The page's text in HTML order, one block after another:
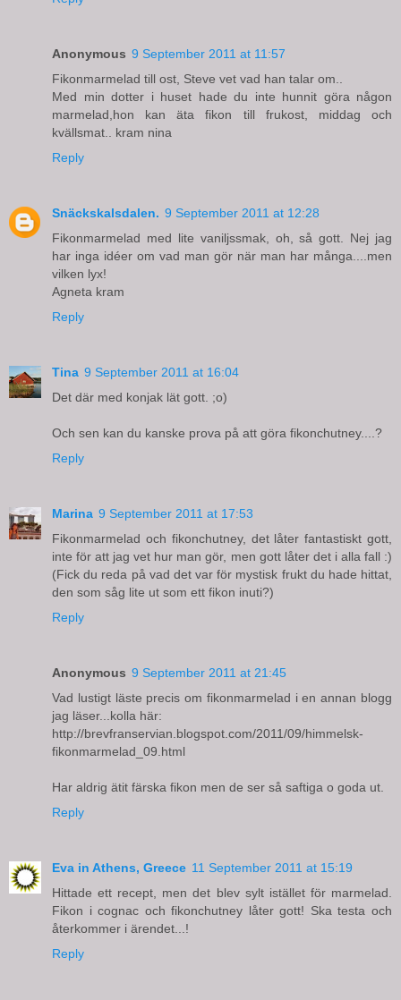
Anonymous 9 September 2011 at 11:57
Fikonmarmelad till ost, Steve vet vad han talar om..
Med min dotter i huset hade du inte hunnit göra någon
marmelad,hon kan äta fikon till frukost, middag och
kvällsmat.. kram nina
Reply
Snäckskalsdalen. 9 September 2011 at 12:28
Fikonmarmelad med lite vaniljssmak, oh, så gott. Nej jag
har inga idéer om vad man gör när man har många....men
vilken lyx!
Agneta kram
Reply
Tina 9 September 2011 at 16:04
Det där med konjak lät gott. ;o)
Och sen kan du kanske prova på att göra fikonchutney....?
Reply
Marina 9 September 2011 at 17:53
Fikonmarmelad och fikonchutney, det låter fantastiskt gott,
inte för att jag vet hur man gör, men gott låter det i alla fall :)
(Fick du reda på vad det var för mystisk frukt du hade hittat,
den som såg lite ut som ett fikon inuti?)
Reply
Anonymous 9 September 2011 at 21:45
Vad lustigt läste precis om fikonmarmelad i en annan blogg
jag läser...kolla här:
http://brevfranservian.blogspot.com/2011/09/himmelsk-
fikonmarmelad_09.html
Har aldrig ätit färska fikon men de ser så saftiga o goda ut.
Reply
Eva in Athens, Greece 11 September 2011 at 15:19
Hittade ett recept, men det blev sylt istället för marmelad.
Fikon i cognac och fikonchutney låter gott! Ska testa och
återkommer i ärendet...!
Reply